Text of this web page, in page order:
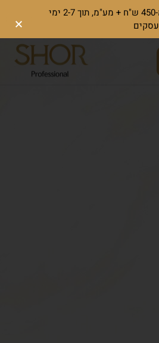
משלוח חינם בהזמנות מ-450 ש"ח + מע"מ, תוך 2-7 ימי
עסקים